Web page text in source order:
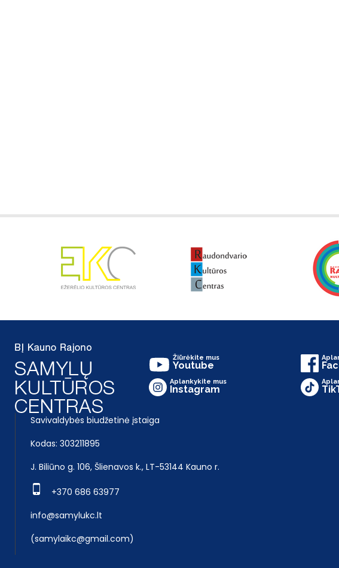
Žiūrėkite mus
Youtube
Aplankykite mus
Instagram
Savivaldybės biudžetinė įstaiga
Kodas: 303211895
J. Biliūno g. 106, Šlienavos k., LT-53144 Kauno r.
+370 686 63977
info@samylukc.lt
(samylaikc@gmail.com)